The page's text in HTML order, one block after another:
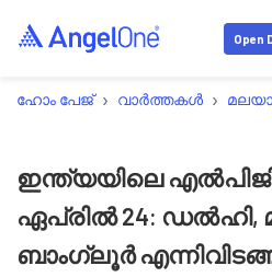
Open
ഹോം പേജ് › വാർത്തകൾ ›
ഇന്ത്യയിലെ
ഏപ്രിൽ 24:
ബാംഗ്ലൂർ